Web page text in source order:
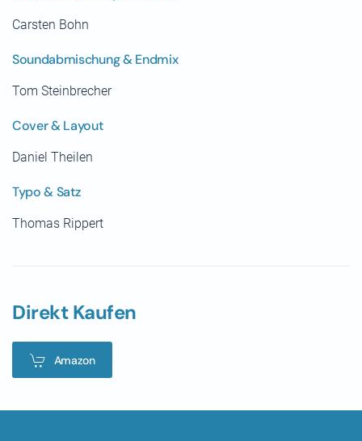
Carsten Bohn
Soundabmischung & Endmix
Tom Steinbrecher
Cover & Layout
Daniel Theilen
Typo & Satz
Thomas Rippert
Direkt Kaufen
Amazon